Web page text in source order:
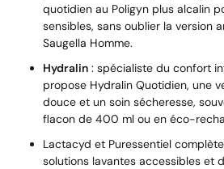
quotidien au Poligyn plus alcalin
sensibles, sans oublier la version
Saugella Homme.
Hydralin : spécialiste du confort
propose Hydralin Quotidien, une
douce et un soin sécheresse,
flacon de 400 ml ou en éco-
Lactacyd et Puressentiel
solutions lavantes accessibles et